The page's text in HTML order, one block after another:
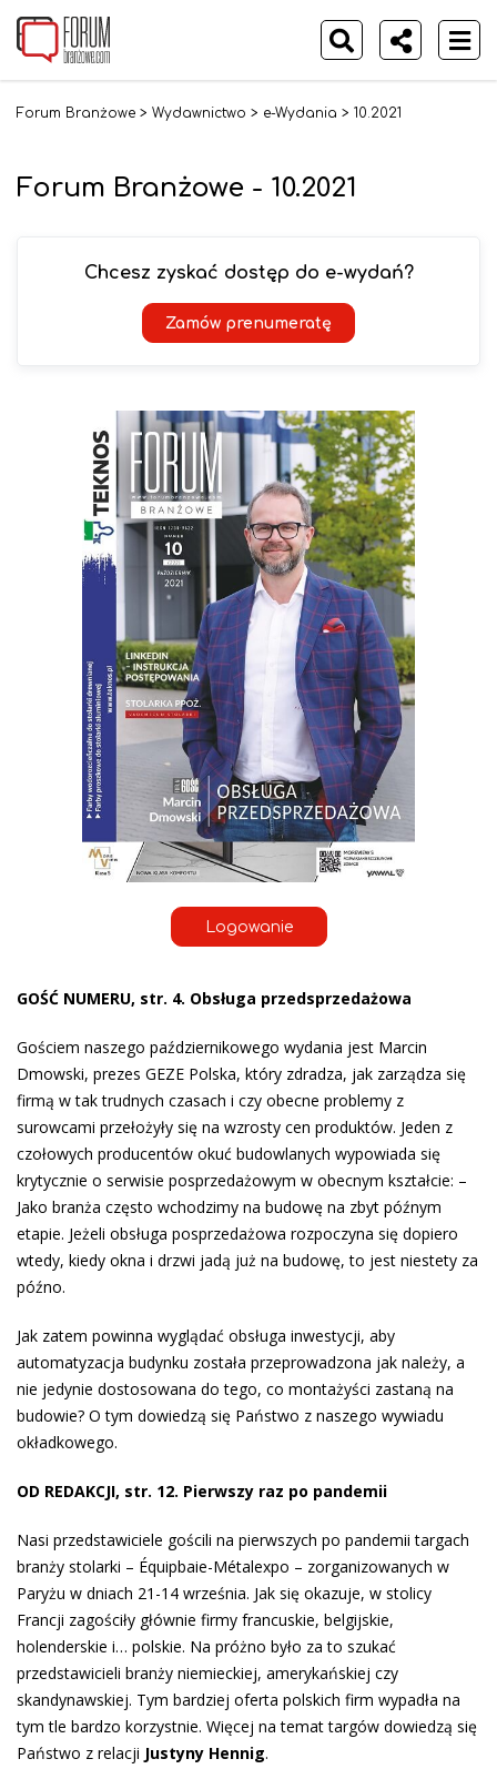
Forum Branżowe > Wydawnictwo > e-Wydania > 10.2021
Forum Branżowe - 10.2021
Chcesz zyskać dostęp do e-wydań?
Zamów prenumeratę
Logowanie
GOŚĆ NUMERU, str. 4. Obsługa przedsprzedażowa
Gościem naszego październikowego wydania jest Marcin
Dmowski, prezes GEZE Polska, który zdradza, jak zarządza się
firmą w tak trudnych czasach i czy obecne problemy z
surowcami przełożyły się na wzrosty cen produktów. Jeden z
czołowych producentów okuć budowlanych wypowiada się
krytycznie o serwisie posprzedażowym w obecnym kształcie: –
Jako branża często wchodzimy na budowę na zbyt późnym
etapie. Jeżeli ob­sługa posprzedażowa rozpoczyna się dopiero
wtedy, kiedy okna i drzwi jadą już na budo­wę, to jest niestety za
późno.
Jak zatem powinna wyglądać obsługa inwestycji, aby
automatyzacja budynku została przeprowadzona jak należy, a
nie jedynie dostosowana do tego, co montażyści zastaną na
budowie? O tym dowiedzą się Państwo z naszego wywiadu
okładkowego.
OD REDAKCJI, str. 12. Pierwszy raz po pandemii
Nasi przedstawiciele gościli na pierwszych po pandemii targach
branży stolarki – Équipbaie-Métalexpo – zorganizowanych w
Paryżu w dniach 21-14 września. Jak się okazuje, w stolicy
Francji zagościły głównie firmy francuskie, belgijskie,
holenderskie i… polskie. Na próżno było za to szukać
przedstawicieli branży niemieckiej, amerykańskiej czy
skandynawskiej. Tym bardziej oferta polskich firm wypadła na
tym tle bardzo korzystnie. Więcej na temat targów dowiedzą się
Państwo z relacji Justyny Hennig.